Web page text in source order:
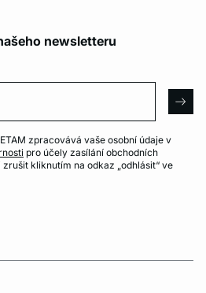
newsletteru
zpracovává vaše osobní údaje v
pro účely zasílání obchodních
kliknutím na odkaz „odhlásit“ ve